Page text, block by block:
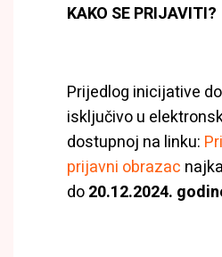
KAKO SE PRIJAVITI?
Prijedlog inicijative
isključivo u
dostupnoj na linku:
prijavni obrazac
do20.12.2024.